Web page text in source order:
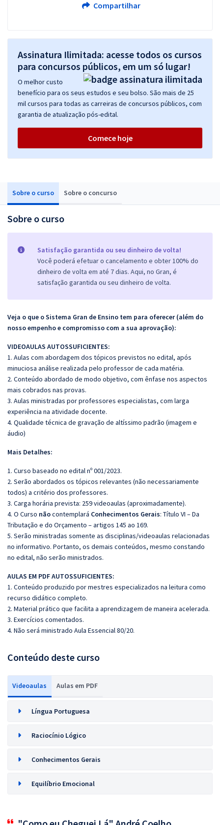
Sobre o curso Sobre o concurso
Sobre o curso
Satisfação garantida ou seu dinheiro de volta!
Você poderá efetuar o cancelamento e obter 100% do
dinheiro de volta em até 7 dias. Aqui, no Gran, é
satisfação garantida ou seu dinheiro de volta.
Veja o que o Sistema Gran de Ensino tem para oferecer (além do
nosso empenho e compromisso com a sua aprovação):
VIDEOAULAS AUTOSSUFICIENTES:
1. Aulas com abordagem dos tópicos previstos no edital, após
minuciosa análise realizada pelo professor de cada matéria.
2. Conteúdo abordado de modo objetivo, com ênfase nos aspectos
mais cobrados nas provas.
3. Aulas ministradas por professores especialistas, com larga
experiência na atividade docente.
4. Qualidade técnica de gravação de altíssimo padrão (imagem e
áudio)
Mais Detalhes:
1. Curso baseado no edital nº 001/2023.
2. Serão abordados os tópicos relevantes (não necessariamente
todos) a critério dos professores.
3. Carga horária prevista: 259 videoaulas (aproximadamente).
4. O Curso nãocontemplará Conhecimentos Gerais: Título VI – Da
Tributação e do Orçamento – artigos 145 ao 169.
5. Serão ministradas somente as disciplinas/videoaulas relacionadas
no informativo. Portanto, os demais conteúdos, mesmo constando
no edital, não serão ministrados.
AULAS EM PDF AUTOSSUFICIENTES:
1. Conteúdo produzido por mestres especializados na leitura como
recurso didático completo.
2. Material prático que facilita a aprendizagem de maneira acelerada.
3. Exercícios comentados.
4. Não será ministrado Aula Essencial 80/20.
Conteúdo deste curso
Videoaulas Aulas em PDF
Língua Portuguesa
Raciocínio Lógico
Conhecimentos Gerais
Equilíbrio Emocional
Compartilhar
Assinatura Ilimitada: acesse todos os cursos
para concursos públicos, em um só lugar!
O melhor custo
benefício para os seus estudos e seu bolso. São mais de 25
mil cursos para todas as carreiras de concursos públicos, com
garantia de atualização pós-edital.
Comece hoje